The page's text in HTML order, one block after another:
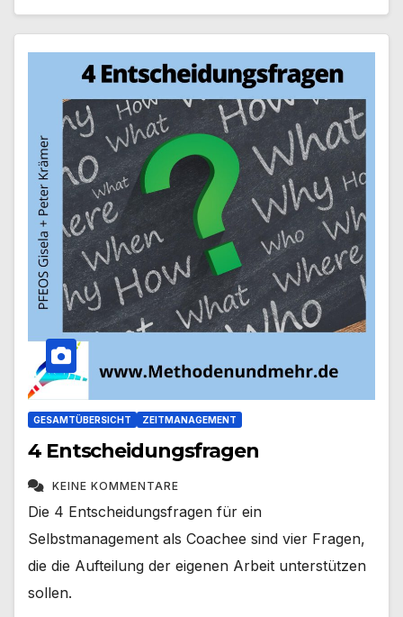
GESAMTÜBERSICHT ZEITMANAGEMENT
4 Entscheidungsfragen
KEINE KOMMENTARE
Die 4 Entscheidungsfragen für ein
Selbstmanagement als Coachee sind vier Fragen,
die die Aufteilung der eigenen Arbeit unterstützen
sollen.